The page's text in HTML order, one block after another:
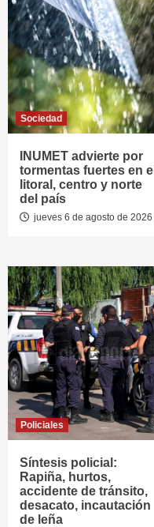
Sociedad
INUMET advierte por
tormentas fuertes en el
litoral, centro y norte
del país
jueves 6 de agosto de 2026
Policiales
Síntesis policial:
Rapiña, hurtos,
accidente de tránsito,
desacato, incautación
de leña